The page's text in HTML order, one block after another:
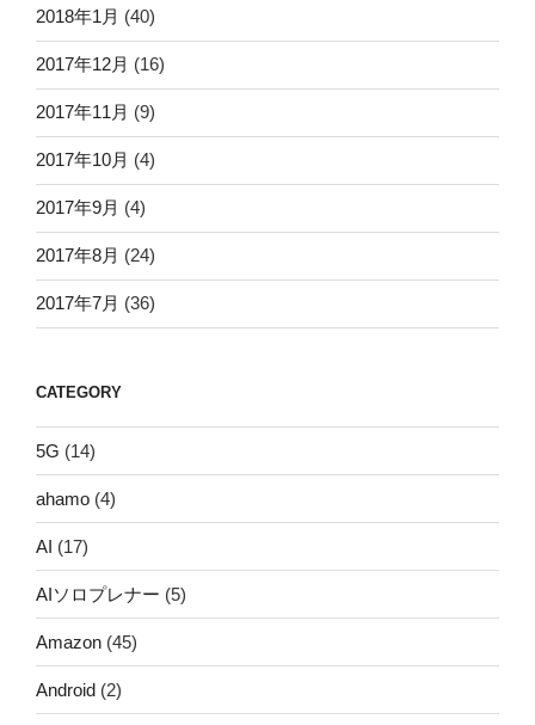
2018年1月 (40)
2017年12月 (16)
2017年11月 (9)
2017年10月 (4)
2017年9月 (4)
2017年8月 (24)
2017年7月 (36)
CATEGORY
5G (14)
ahamo (4)
AI (17)
AIソロプレナー (5)
Amazon (45)
Android (2)